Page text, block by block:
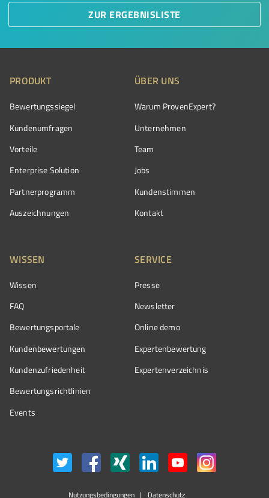
ZUR ERGEBNISLISTE
PRODUKT
Bewertungssiegel
Kundenumfragen
Vorteile
Enterprise Solution
Partnerprogramm
Auszeichnungen
ÜBER UNS
Warum ProvenExpert?
Unternehmen
Team
Jobs
Kundenstimmen
Kontakt
WISSEN
Wissen
FAQ
Bewertungsportale
Kundenbewertungen
Kundenzufriedenheit
Bewertungs­richtlinien
Events
SERVICE
Presse
Newsletter
Online demo
Expertenbewertung
Expertenverzeichnis
Nutzungsbedingungen Datenschutz